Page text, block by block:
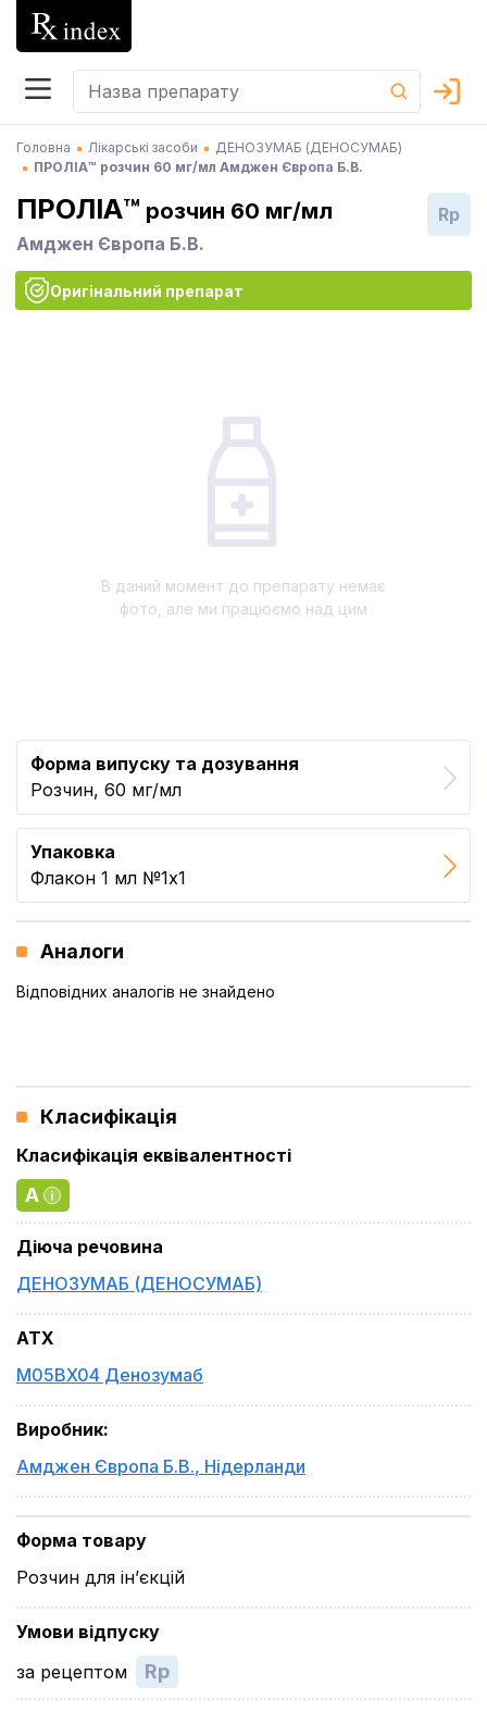
Головна Лікарські засоби
ДЕНОЗУМАБ (ДЕНОСУМАБ)
ПРОЛІА™ розчин 60 мг/мл Амджен Європа Б.В.
ПРОЛІА™ розчин 60 мг/мл
Амджен Європа Б.В.
Rp
Оригінальний препарат
В даний момент до препарату немає
фото, але ми працюємо над цим
Форма випуску та дозування
Розчин, 60 мг/мл
Упаковка
Флакон 1 мл №1x1
Аналоги
Відповідних аналогів не знайдено
Класифікація
Класифікація еквівалентності
A
Діюча речовина
ДЕНОЗУМАБ (ДЕНОСУМАБ)
ATX
M05BX04 Денозумаб
Виробник:
Амджен Європа Б.В., Нідерланди
Форма товару
Розчин для ін’єкцій
Умови відпуску
за рецептом
Rp